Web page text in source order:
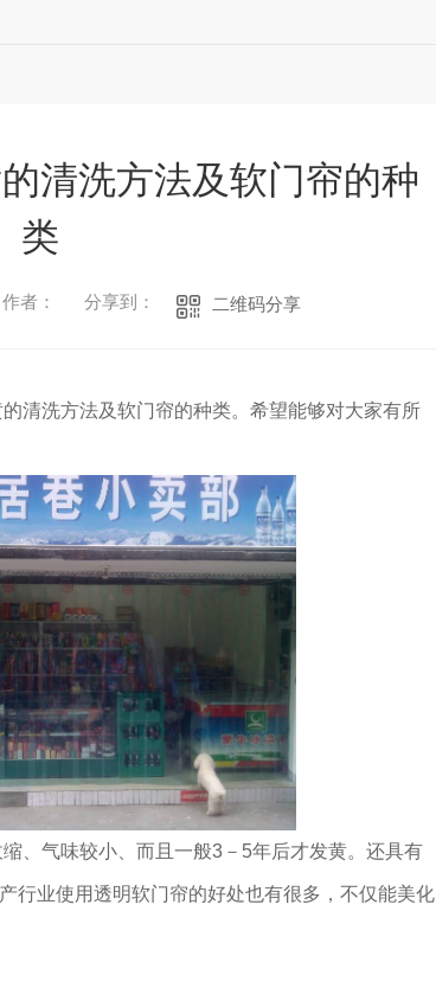
清洗方法及软门帘的种
类
作者： 分享到： 二维码分享
清洗方法及软门帘的种类。希望能够对大家有所
、气味较小、而且一般3－5年后才发黄。还具有
行业使用透明软门帘的好处也有很多，不仅能美化